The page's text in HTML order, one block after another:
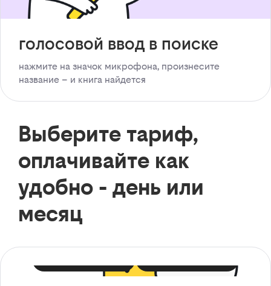
голосовой ввод в поиске
нажмите на значок микрофона, произнесите
название – и книга найдется
Выберите тариф,
оплачивайте как
удобно - день или
месяц